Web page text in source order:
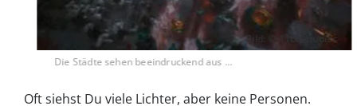
Die Städte sehen beeindruckend aus ...
Bild: © 11bit studios
Oft siehst Du viele Lichter, aber keine Personen.